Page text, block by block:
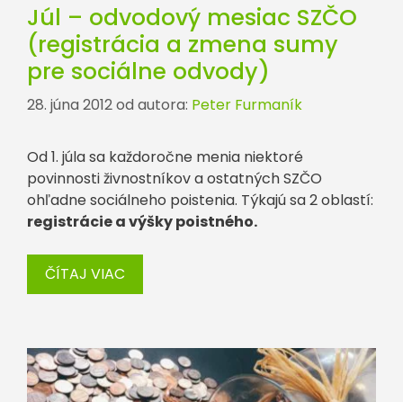
Júl – odvodový mesiac SZČO
(registrácia a zmena sumy
pre sociálne odvody)
28. júna 2012od autora: Peter Furmaník
Od 1. júla sa každoročne menia niektoré
povinnosti živnostníkov a ostatných SZČO
ohľadne sociálneho poistenia. Týkajú sa 2 oblastí:
registrácie a výšky poistného.
ČÍTAJ VIAC